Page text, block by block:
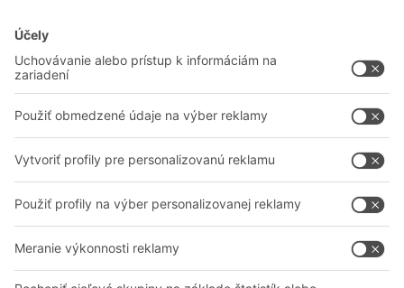
Regálové systémy
Dopravné systémy
Poradenstvo a služby
Profesionálne sklady
Kontaktný formulár
Spoločnosť
O nás
Naše výrobné závody
Zdieľať